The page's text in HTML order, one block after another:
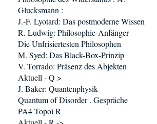
Glucksmann :
J.-F. Lyotard: Das postmoderne Wissen
R. Ludwig: Philosophie-Anfänger
Die Unfrisiertesten Philosophen
M. Syed: Das Black-Box-Prinzip
V. Torrado: Präsenz des Abjekten
Aktuell - Q >
J. Baker: Quantenphysik
Quantum of Disorder . Gespräche
PA4 Topoi R